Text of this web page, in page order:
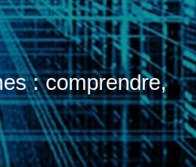
: comprendre,